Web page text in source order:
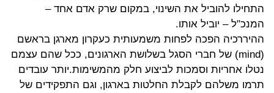
התחילו להוביל את השינוי, במקום שרק אדם אחד –
המנכ"ל – יוביל אותו.
ההיררכיה הפכה לפחות משמעותית כעקרון מארגן בראשם
(mind) של חברי הסגל בשלושת הארגונים, ככל שהם עצמם
נטלו אחריות וסמכות לביצוע חלק מהמשימות.יותר עובדים
תרמו משלהם לקבלת החלטות בארגון, וגם התפקידים של